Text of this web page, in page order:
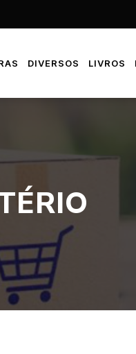
DIVERSOS LIVROS